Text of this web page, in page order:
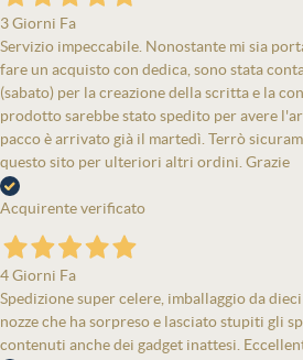
3 Giorni Fa
Servizio impeccabile. Nonostante mi sia
fare un acquisto con dedica, sono stata
(sabato) per la creazione della scritta e la
prodotto sarebbe stato spedito per avere
pacco è arrivato già il martedì. Terrò
questo sito per ulteriori altri ordini. Grazie
Acquirente verificato
4 Giorni Fa
Spedizione super celere, imballaggio da
nozze che ha sorpreso e lasciato stupiti gli
contenuti anche dei gadget inattesi.